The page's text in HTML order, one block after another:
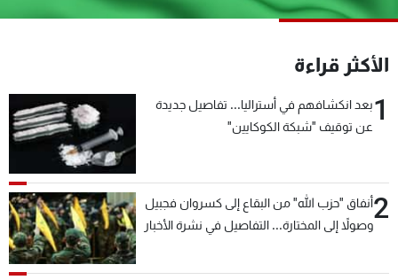
الأكثر قراءة
1بعد انكشافهم في أستراليا... تفاصيل جديدة
عن توقيف "شبكة الكوكايين"
2أنفاق "حزب الله" من البقاع إلى كسروان فجبيل
وصولاً إلى المختارة... التفاصيل في نشرة الأخبار
شاهد البرامج
عن MTV
الإنـتـاج
لاعلاناتكم
وظائف
سياسة الخصوصية